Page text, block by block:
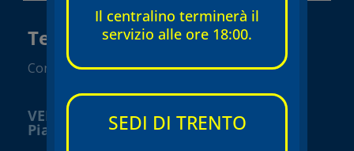
Tecnomed Verona Srl
Convenzionato SSN
VERONA
Piazza Isolo
Il centralino terminerà il
servizio alle ore 18:00.
SEDI DI TRENTO